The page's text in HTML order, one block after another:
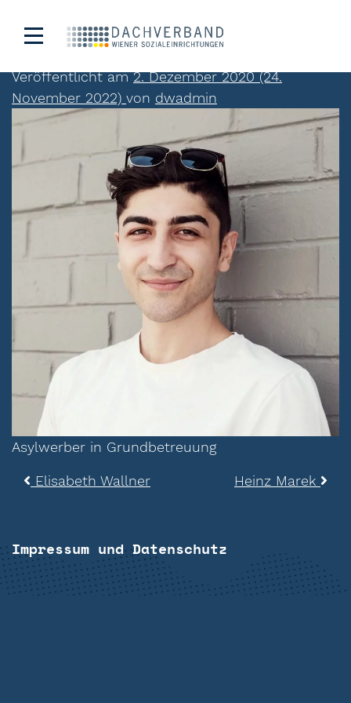
Aarash Yasin
Veröffentlicht am2. Dezember 2020(24.
November 2022) von dwadmin
Asylwerber in Grundbetreuung
Beitragsnavigation
Elisabeth Wallner Heinz Marek
Impressum und Datenschutz